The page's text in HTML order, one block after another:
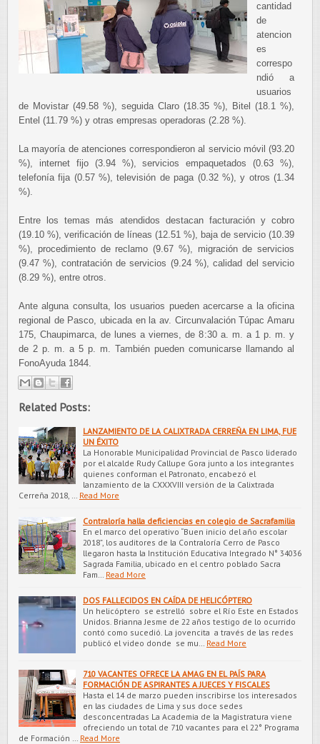
cantidad
de
atencion
es
correspo
ndió a
usuarios
de Movistar (49.58 %), seguida Claro (18.35 %), Bitel (18.1 %),
Entel (11.79 %) y otras empresas operadoras (2.28 %).
La mayoría de atenciones correspondieron al servicio móvil (93.20
%), internet fijo (3.94 %), servicios empaquetados (0.63 %),
telefonía fija (0.57 %), televisión de paga (0.32 %), y otros (1.34
%).
Entre los temas más atendidos destacan facturación y cobro
(19.10 %), verificación de líneas (12.51 %), baja de servicio (10.39
%), procedimiento de reclamo (9.67 %), migración de servicios
(9.47 %), contratación de servicios (9.24 %), calidad del servicio
(8.29 %), entre otros.
Ante alguna consulta, los usuarios pueden acercarse a la oficina
regional de Pasco, ubicada en la av. Circunvalación Túpac Amaru
175, Chaupimarca, de lunes a viernes, de 8:30 a. m. a 1 p. m. y
de 2 p. m. a 5 p. m. También pueden comunicarse llamando al
FonoAyuda 1844.
Related Posts:
LANZAMIENTO DE LA CALIXTRADA CERREÑA EN LIMA, FUE
UN ÉXITO
La Honorable Municipalidad Provincial de Pasco liderado
por el alcalde Rudy Callupe Gora junto a los integrantes
quienes conforman el Patronato, encabezó el
lanzamiento de la CXXXVIII versión de la Calixtrada
Cerreña 2018, …
Read More
Contraloría halla deficiencias en colegio de Sacrafamilia
En el marco del operativo “Buen inicio del año escolar
2018”, los auditores de la Contraloría Cerro de Pasco
llegaron hasta la Institución Educativa Integrado N° 34036
Sagrada Familia, ubicado en el centro poblado Sacra
Fam…
Read More
DOS FALLECIDOS EN CAÍDA DE HELICÓPTERO
Un helicóptero se estrelló sobre el Río Este en Estados
Unidos. Brianna Jesme de 22 años testigo de lo ocurrido
contó como sucedió. La jovencita a través de las redes
publicó el video donde se mu…
Read More
710 VACANTES OFRECE LA AMAG EN EL PAÍS PARA
FORMACIÓN DE ASPIRANTES A JUECES Y FISCALES
Hasta el 14 de marzo pueden inscribirse los interesados
en las ciudades de Lima y sus doce sedes
desconcentradas La Academia de la Magistratura viene
ofreciendo un total de 710 vacantes para el 22° Programa
de Formación …
Read More